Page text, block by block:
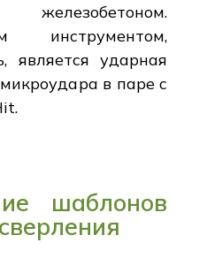
инструментом,
является ударная
в паре с
шаблонов